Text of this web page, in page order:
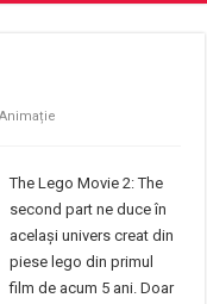
Animație
The Lego Movie 2: The
second part ne duce în
același univers creat din
piese lego din primul
film de acum 5 ani. Doar